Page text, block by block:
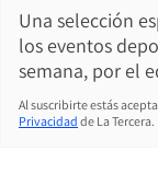
Una selección
los eventos
semana, por el
Al suscribirte estás
Privacidad de La Tercera.